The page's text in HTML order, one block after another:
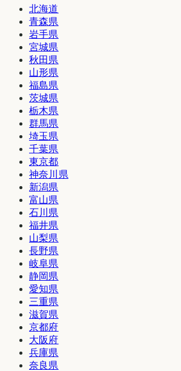
北海道
青森県
岩手県
宮城県
秋田県
山形県
福島県
茨城県
栃木県
群馬県
埼玉県
千葉県
東京都
神奈川県
新潟県
富山県
石川県
福井県
山梨県
長野県
岐阜県
静岡県
愛知県
三重県
滋賀県
京都府
大阪府
兵庫県
奈良県